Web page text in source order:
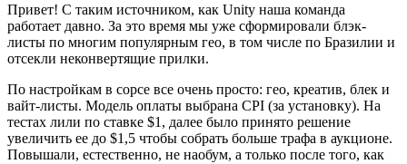
Привет! С таким источником, как Unity наша команда
работает давно. За это время мы уже сформировали блэк-
листы по многим популярным гео, в том числе по Бразилии и
отсекли неконвертящие прилки.
По настройкам в сорсе все очень просто: гео, креатив, блек и
вайт-листы. Модель оплаты выбрана CPI (за установку). На
тестах лили по ставке $1, далее было принято решение
увеличить ее до $1,5 чтобы собрать больше трафа в аукционе.
Повышали, естественно, не наобум, а только после того, как